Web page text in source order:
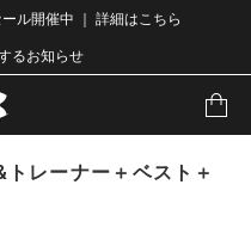
ル開催中 ｜ 詳細はこちら
るお知らせ
レーナー＋ベスト＋